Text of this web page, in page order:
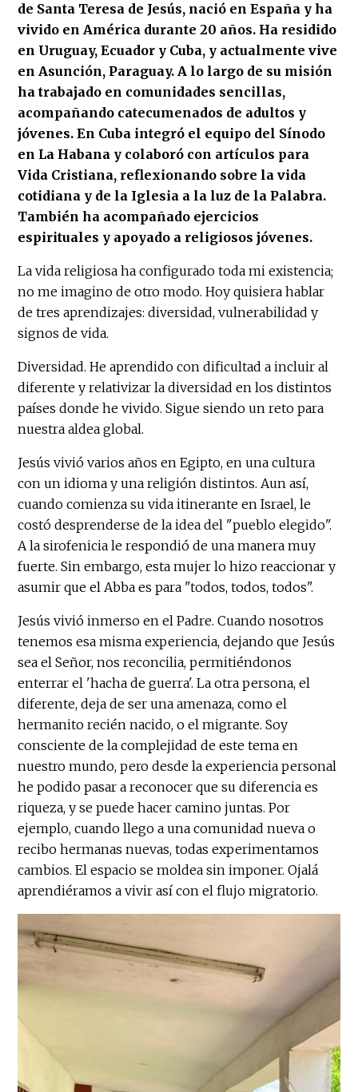
de Santa Teresa de Jesús, nació en España y ha
vivido en América durante 20 años. Ha residido
en Uruguay, Ecuador y Cuba, y actualmente vive
en Asunción, Paraguay. A lo largo de su misión
ha trabajado en comunidades sencillas,
acompañando catecumenados de adultos y
jóvenes. En Cuba integró el equipo del Sínodo
en La Habana y colaboró con artículos para
Vida Cristiana, reflexionando sobre la vida
cotidiana y de la Iglesia a la luz de la Palabra.
También ha acompañado ejercicios
espirituales y apoyado a religiosos jóvenes.
La vida religiosa ha configurado toda mi existencia;
no me imagino de otro modo. Hoy quisiera hablar
de tres aprendizajes: diversidad, vulnerabilidad y
signos de vida.
Diversidad. He aprendido con dificultad a incluir al
diferente y relativizar la diversidad en los distintos
países donde he vivido. Sigue siendo un reto para
nuestra aldea global.
Jesús vivió varios años en Egipto, en una cultura
con un idioma y una religión distintos. Aun así,
cuando comienza su vida itinerante en Israel, le
costó desprenderse de la idea del "pueblo elegido".
A la sirofenicia le respondió de una manera muy
fuerte. Sin embargo, esta mujer lo hizo reaccionar y
asumir que el Abba es para "todos, todos, todos".
Jesús vivió inmerso en el Padre. Cuando nosotros
tenemos esa misma experiencia, dejando que Jesús
sea el Señor, nos reconcilia, permitiéndonos
enterrar el 'hacha de guerra'. La otra persona, el
diferente, deja de ser una amenaza, como el
hermanito recién nacido, o el migrante. Soy
consciente de la complejidad de este tema en
nuestro mundo, pero desde la experiencia personal
he podido pasar a reconocer que su diferencia es
riqueza, y se puede hacer camino juntas. Por
ejemplo, cuando llego a una comunidad nueva o
recibo hermanas nuevas, todas experimentamos
cambios. El espacio se moldea sin imponer. Ojalá
aprendiéramos a vivir así con el flujo migratorio.